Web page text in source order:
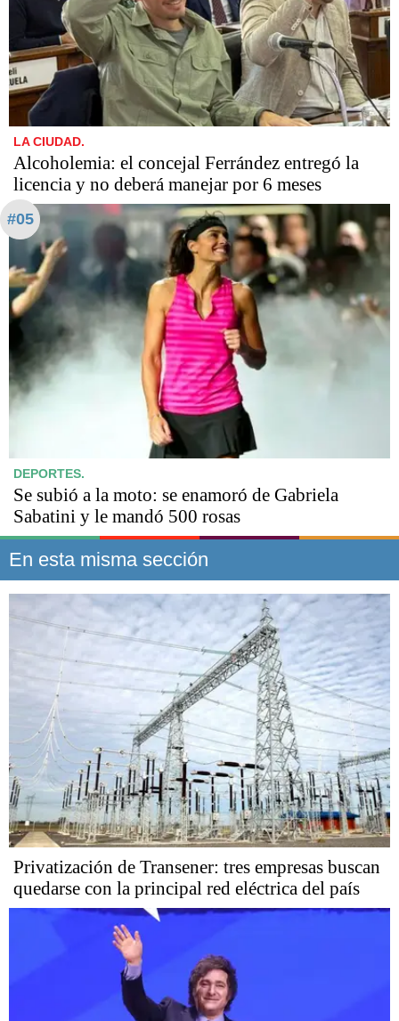
LA CIUDAD.
Alcoholemia: el concejal Ferrández entregó la
licencia y no deberá manejar por 6 meses
#05
DEPORTES.
Se subió a la moto: se enamoró de Gabriela
Sabatini y le mandó 500 rosas
En esta misma sección
Privatización de Transener: tres empresas buscan
quedarse con la principal red eléctrica del país